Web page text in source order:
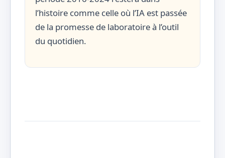
l’histoire comme celle où l’IA est passée
de la promesse de laboratoire à l’outil
du quotidien.